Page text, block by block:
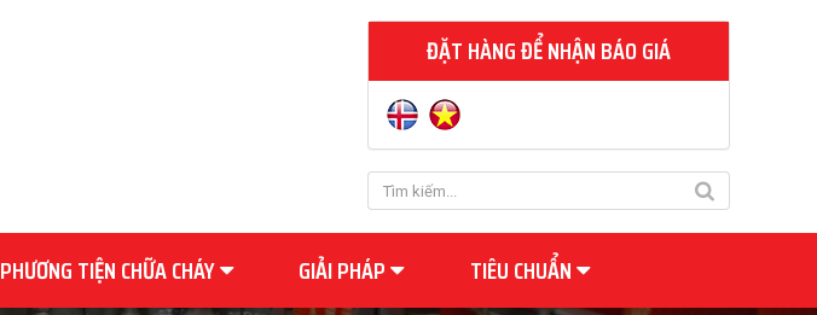
ĐẶT HÀNG ĐỂ NHẬN BÁO GIÁ
PHƯƠNG TIỆN CHỮA CHÁY GIẢI PHÁP TIÊU CHUẨN